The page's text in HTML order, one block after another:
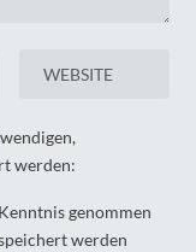
werden:
genommen
werden